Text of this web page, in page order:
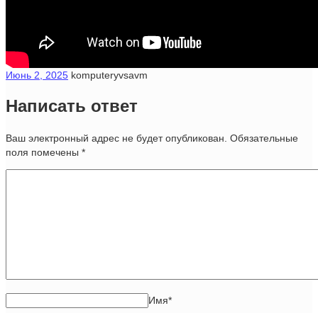
Июнь 2, 2025 komputeryvsavm
Написать ответ
Ваш электронный адрес не будет опубликован. Обязательные
поля помечены *
Имя*